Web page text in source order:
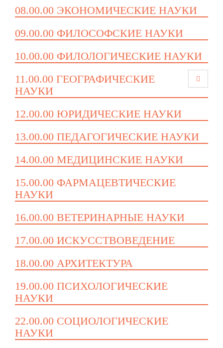
08.00.00 ЭКОНОМИЧЕСКИЕ НАУКИ
09.00.00 ФИЛОСОФСКИЕ НАУКИ
10.00.00 ФИЛОЛОГИЧЕСКИЕ НАУКИ
11.00.00 ГЕОГРАФИЧЕСКИЕ
НАУКИ
12.00.00 ЮРИДИЧЕСКИЕ НАУКИ
13.00.00 ПЕДАГОГИЧЕСКИЕ НАУКИ
14.00.00 МЕДИЦИНСКИЕ НАУКИ
15.00.00 ФАРМАЦЕВТИЧЕСКИЕ
НАУКИ
16.00.00 ВЕТЕРИНАРНЫЕ НАУКИ
17.00.00 ИСКУССТВОВЕДЕНИЕ
18.00.00 АРХИТЕКТУРА
19.00.00 ПСИХОЛОГИЧЕСКИЕ
НАУКИ
22.00.00 СОЦИОЛОГИЧЕСКИЕ
НАУКИ